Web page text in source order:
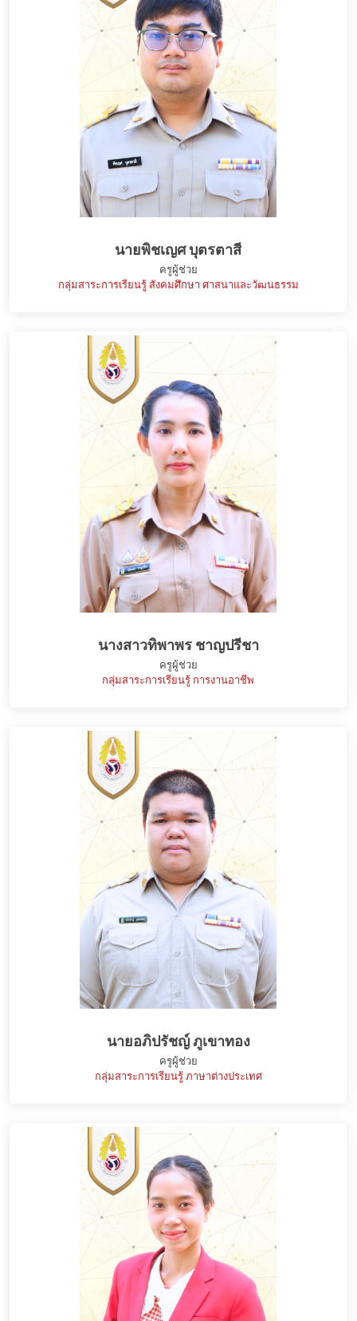
นายพิชเญศ บุตรตาสี
ครูผู้ช่วย
กลุ่มสาระการเรียนรู้ สังคมศึกษา ศาสนาและวัฒนธรรม
นางสาวทิพาพร ชาญปรีชา
ครูผู้ช่วย
กลุ่มสาระการเรียนรู้ การงานอาชีพ
นายอภิปรัชญ์ ภูเขาทอง
ครูผู้ช่วย
กลุ่มสาระการเรียนรู้ ภาษาต่างประเทศ